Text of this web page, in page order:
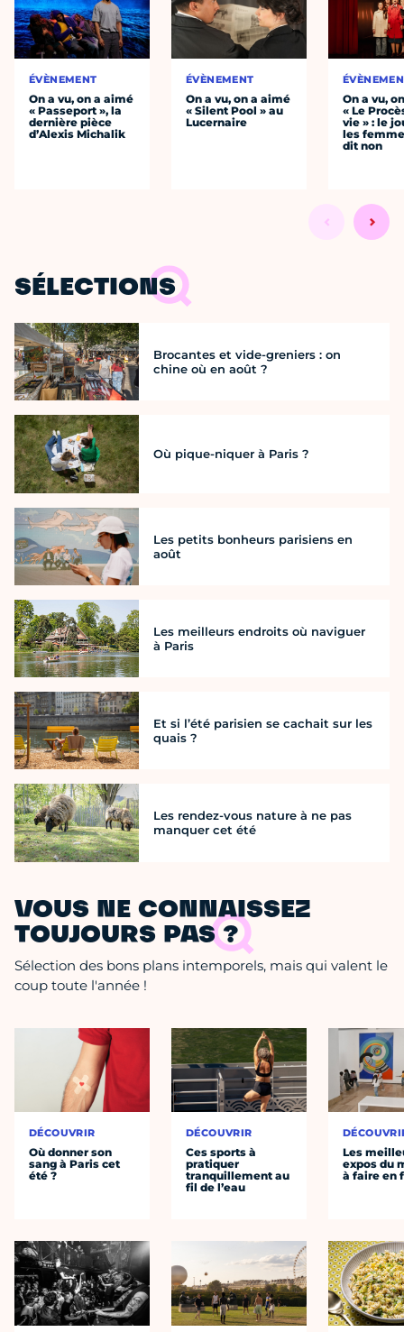
ÉVÈNEMENT
On a vu, on a aimé
« Passeport », la
dernière pièce
d’Alexis Michalik
ÉVÈNEMENT
On a vu, on a aimé
« Silent Pool » au
Lucernaire
On a vu,
« Le
vie » : le
les
dit non
SÉLECTIONS
Brocantes et vide-greniers : on
chine où en août ?
Où pique-niquer à Paris ?
Les petits bonheurs parisiens en
août
Les meilleurs endroits où naviguer
à Paris
Et si l’été parisien se cachait sur les
quais ?
Les rendez-vous nature à ne pas
manquer cet été
VOUS NE CONNAISSEZ
TOUJOURS PAS ?
Sélection des bons plans intemporels, mais qui valent le
coup toute l'année !
DÉCOUVRIR
Où donner son
sang à Paris cet
été ?
DÉCOUVRIR
Ces sports à
pratiquer
tranquillement au
fil de l’eau
Les
expos du
à faire en